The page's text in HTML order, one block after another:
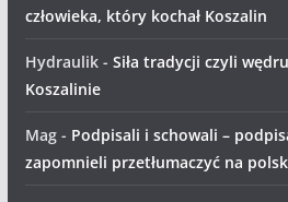
człowieka, który kochał Koszalin
Hydraulik- Siła tradycji czyli
Koszalinie
Mag- Podpisali i schowali –
zapomnieli przetłumaczyć na